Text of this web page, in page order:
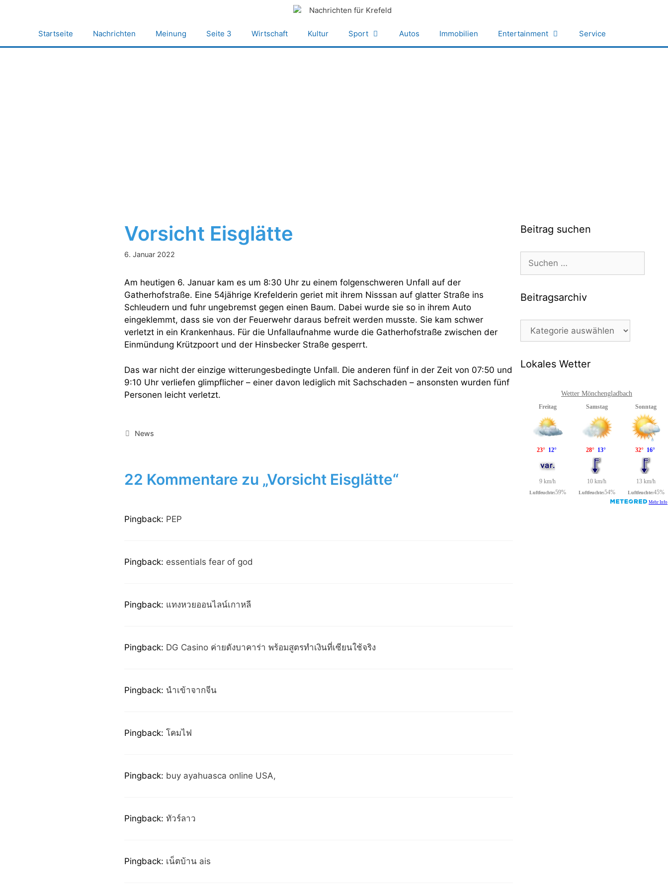
Startseite Nachrichten Meinung Seite 3 Wirtschaft Kultur Sport Autos Immobilien Entertainment Service
Vorsicht Eisglätte
6. Januar 2022
Am heutigen 6. Januar kam es um 8:30 Uhr zu einem folgenschweren Unfall auf der
Gatherhofstraße. Eine 54jährige Krefelderin geriet mit ihrem Nisssan auf glatter Straße ins
Schleudern und fuhr ungebremst gegen einen Baum. Dabei wurde sie so in ihrem Auto
eingeklemmt, dass sie von der Feuerwehr daraus befreit werden musste. Sie kam schwer
verletzt in ein Krankenhaus. Für die Unfallaufnahme wurde die Gatherhofstraße zwischen der
Einmündung Krützpoort und der Hinsbecker Straße gesperrt.
Das war nicht der einzige witterungesbedingte Unfall. Die anderen fünf in der Zeit von 07:50 und
9:10 Uhr verliefen glimpflicher – einer davon lediglich mit Sachschaden – ansonsten wurden fünf
Personen leicht verletzt.
Kategorien
News
22 Kommentare zu „Vorsicht Eisglätte“
Pingback: PEP
Pingback: essentials fear of god
Pingback: แทงหวยออนไลน์เกาหลี
Pingback: DG Casino ค่ายดังบาคาร่า พร้อมสูตรทำเงินที่เซียนใช้จริง
Pingback: นำเข้าจากจีน
Pingback: โคมไฟ
Pingback: buy ayahuasca online USA,
Pingback: ทัวร์ลาว
Pingback: เน็ตบ้าน ais
Beitrag suchen
Suchen
nach:
Beitragsarchiv
Beitragsarchiv
Lokales Wetter
Wetter Mönchengladbach